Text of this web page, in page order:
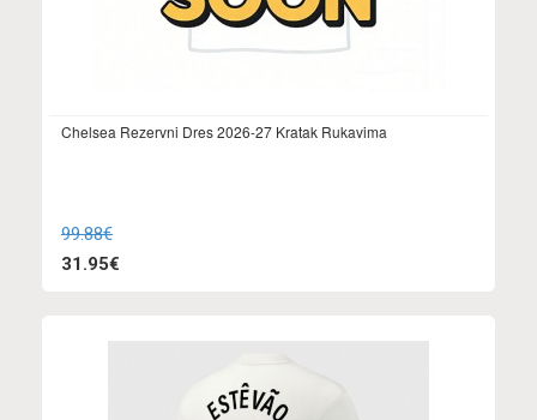
Chelsea Rezervni Dres 2026-27 Kratak Rukavima
99.88€
31.95€